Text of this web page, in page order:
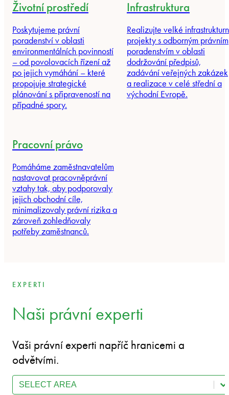
Životní prostředí
Poskytujeme právní
poradenství v oblasti
environmentálních povinností
– od povolovacích řízení až
po jejich vymáhání – které
propojuje strategické
plánování s připraveností na
případné spory.
Infrastruktura
Realizujte velké
projekty s odborným právním
poradenstvím v oblasti
dodržování předpisů,
zadávání veřejných zakázek
a realizace v celé střední a
východní Evropě.
Pracovní právo
Pomáháme zaměstnavatelům
nastavovat pracovněprávní
vztahy tak, aby podporovaly
jejich obchodní cíle,
minimalizovaly právní rizika a
zároveň zohledňovaly
potřeby zaměstnanců.
EXPERTI
Naši právní experti
Vaši právní experti napříč hranicemi a
odvětvími.
Team - Practice Area
Select content